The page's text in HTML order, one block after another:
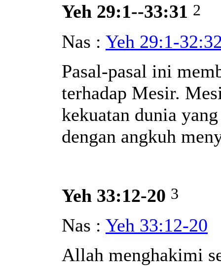
Yeh 29:1--33:31 2
Nas : Yeh 29:1-
Pasal-pasal ini
terhadap Mesir.
kekuatan dunia
dengan angkuh
Yeh 33:12-20 3
Nas : Yeh 33:12-20
Allah menghakimi